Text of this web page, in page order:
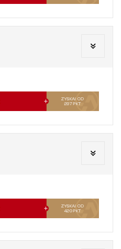
ZYSKAJ OD
297PKT
ZYSKAJ OD
420PKT